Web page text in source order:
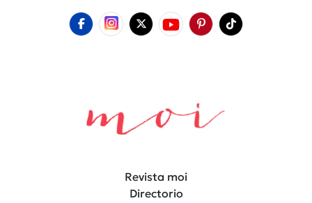
Revista moi
Directorio